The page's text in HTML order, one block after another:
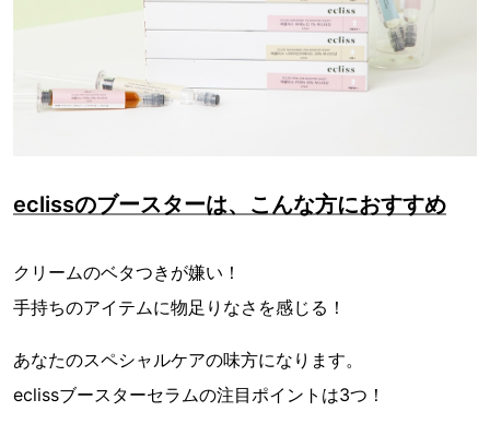
eclissのブースターは、こんな方におすすめ
クリームのベタつきが嫌い！
手持ちのアイテムに物足りなさを感じる！
あなたのスペシャルケアの味方になります。
eclissブースターセラムの注目ポイントは3つ！